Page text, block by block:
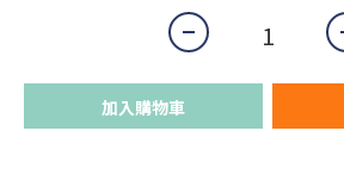
加入購物車